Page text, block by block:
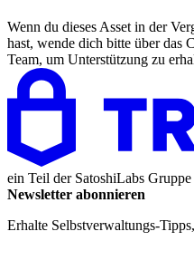
Wenn du dieses Asset in der
hast, wende dich bitte über das
Team, um Unterstützung zu
ein Teil der SatoshiLabs Gruppe
Newsletter abonnieren
Erhalte Selbstverwaltungs-